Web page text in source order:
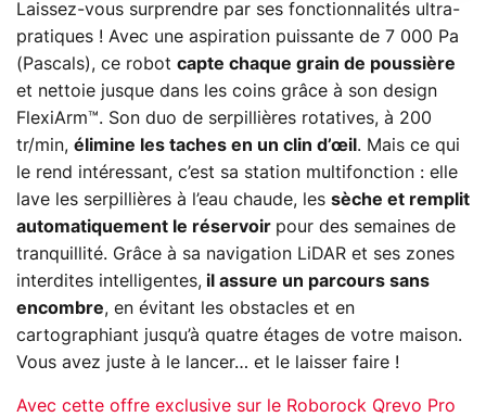
Laissez-vous surprendre par ses fonctionnalités ultra-
pratiques ! Avec une aspiration puissante de 7 000 Pa
(Pascals), ce robot capte chaque grain de poussière
et nettoie jusque dans les coins grâce à son design
FlexiArm™. Son duo de serpillières rotatives, à 200
tr/min, élimine les taches en un clin d’œil . Mais ce qui
le rend intéressant, c’est sa station multifonction : elle
lave les serpillières à l’eau chaude, les sèche et remplit
automatiquement le réservoir pour des semaines de
tranquillité. Grâce à sa navigation LiDAR et ses zones
interdites intelligentes, il assure un parcours sans
encombre, en évitant les obstacles et en
cartographiant jusqu’à quatre étages de votre maison.
Vous avez juste à le lancer… et le laisser faire !
Avec cette offre exclusive sur le Roborock Qrevo Pro